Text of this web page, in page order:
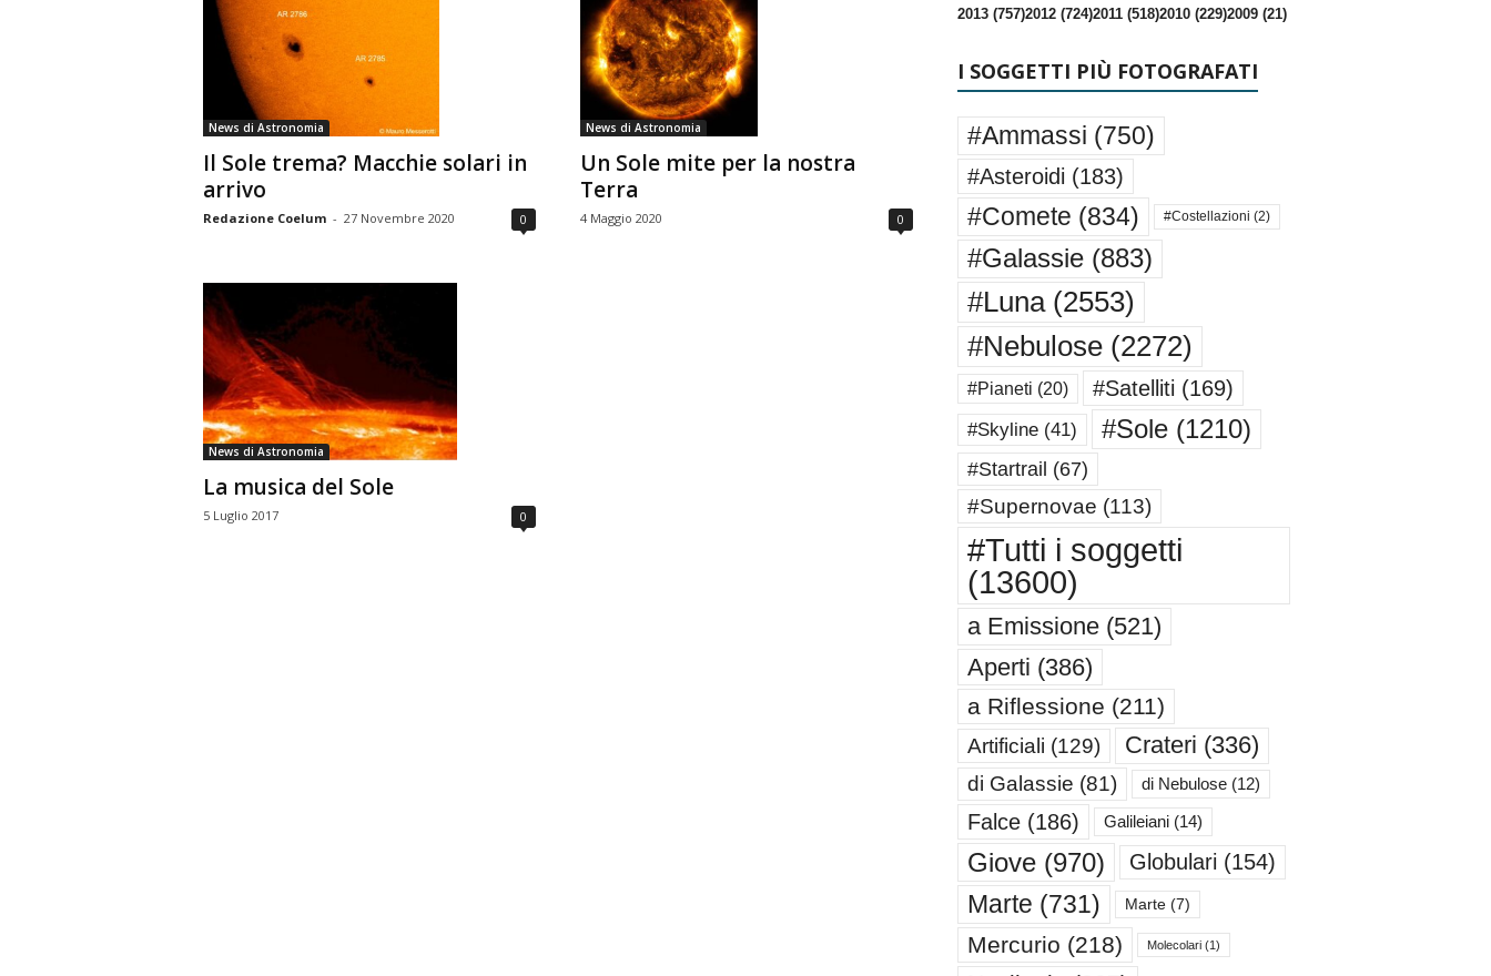
News di Astronomia
Il Sole trema? Macchie solari in
arrivo
Redazione Coelum - 27 Novembre 2020 0
News di Astronomia
Un Sole mite per la nostra
Terra
4 Maggio 2020 0
News di Astronomia
La musica del Sole
5 Luglio 2017 0
2013 (757)2012 (724)2011 (518)2010 (229)2009 (21)
I SOGGETTI PIÙ FOTOGRAFATI
#Ammassi (750)
#Asteroidi (183)
#Comete (834) #Costellazioni (2)
#Galassie(883)
#Luna(2553)
#Nebulose(2272)
#Pianeti (20) #Satelliti (169)
#Skyline(41) #Sole(1210)
#Startrail (67)
#Supernovae (113)
#Tutti i soggetti
(13600)
a Emissione(521)
Aperti (386)
a Riflessione (211)
Artificiali (129) Crateri (336)
di Galassie (81) di Nebulose(12)
Falce(186) Galileiani(14)
Giove(970) Globulari (154)
Marte (731) Marte(7)
Mercurio (218) Molecolari(1)